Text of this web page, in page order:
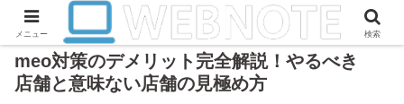
meo対策のデメリット完全解説！やるべき
店舗と意味ない店舗の見極め方
メニュー 検索